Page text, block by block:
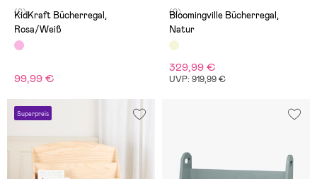
(0)
KidKraft Bücherregal,
Rosa/Weiß
99,99 €
(0)
Bloomingville Bücherregal,
Natur
329,99 €
UVP: 919,99 €
Superpreis